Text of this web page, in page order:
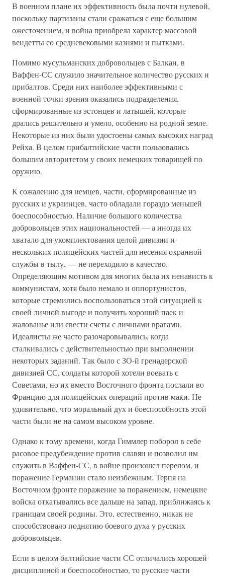
В военном плане их эффективность была почти нулевой,
поскольку партизаны стали сражаться с еще большим
ожесточением, и война приобрела характер массовой
вендетты со средневековыми казнями и пытками.
Помимо мусульманских добровольцев с Балкан, в
Ваффен-СС служило значительное количество русских и
прибалтов. Среди них наиболее эффективными с
военной точки зрения оказались подразделения,
сформированные из эстонцев и латышей, которые
дрались решительно и умело, особенно на родной земле.
Некоторые из них были удостоены самых высоких наград
Рейха. В целом прибалтийские части пользовались
большим авторитетом у своих немецких товарищей по
оружию.
К сожалению для немцев, части, сформированные из
русских и украинцев, часто обладали гораздо меньшей
боеспособностью. Наличие большого количества
добровольцев этих национальностей — а иногда их
хватало для укомплектования целой дивизии и
нескольких полицейских частей для несения охранной
службы в тылу, — не переходило в качество.
Определяющим мотивом для многих была их ненависть к
коммунистам, хотя было немало и оппортунистов,
которые стремились воспользоваться этой ситуацией к
своей личной выгоде и получить хороший паек и
жалованье или свести счеты с личными врагами.
Идеалисты же часто разочаровывались, когда
сталкивались с действительностью при выполнении
некоторых заданий. Так было с ЗО-й гренадерской
дивизией СС, солдаты которой хотели воевать с
Советами, но их вместо Восточного фронта послали во
Францию для полицейских операций против маки. Не
удивительно, что моральный дух и боеспособность этой
части были не на самом высоком уровне.
Однако к тому времени, когда Гиммлер поборол в себе
расовое предубеждение против славян и позволил им
служить в Ваффен-СС, в войне произошел перелом, и
поражение Германии стало неизбежным. Терпя на
Восточном фронте поражение за поражением, немецкие
войска откатывались все дальше на запад, приближаясь к
границам своей родины. Это, естественно, никак не
способствовало поднятию боевого духа у русских
добровольцев.
Если в целом балтийские части СС отличались хорошей
дисциплиной и боеспособностью, то русские части